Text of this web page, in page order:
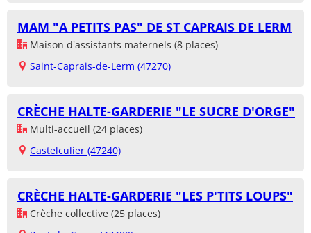
MAM "A PETITS PAS" DE ST CAPRAIS DE LERM
Maison d'assistants maternels (8 places)
Saint-Caprais-de-Lerm (47270)
CRÈCHE HALTE-GARDERIE "LE SUCRE D'ORGE"
Multi-accueil (24 places)
Castelculier (47240)
CRÈCHE HALTE-GARDERIE "LES P'TITS LOUPS"
Crèche collective (25 places)